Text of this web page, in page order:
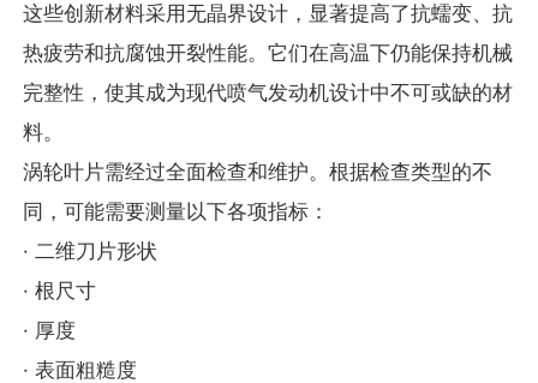
这些创新材料采用无晶界设计，显著提高了抗蠕变、抗
热疲劳和抗腐蚀开裂性能。它们在高温下仍能保持机械
完整性，使其成为现代喷气发动机设计中不可或缺的材
料。
涡轮叶片需经过全面检查和维护。根据检查类型的不
同，可能需要测量以下各项指标：
· 二维刀片形状
· 根尺寸
· 厚度
· 表面粗糙度